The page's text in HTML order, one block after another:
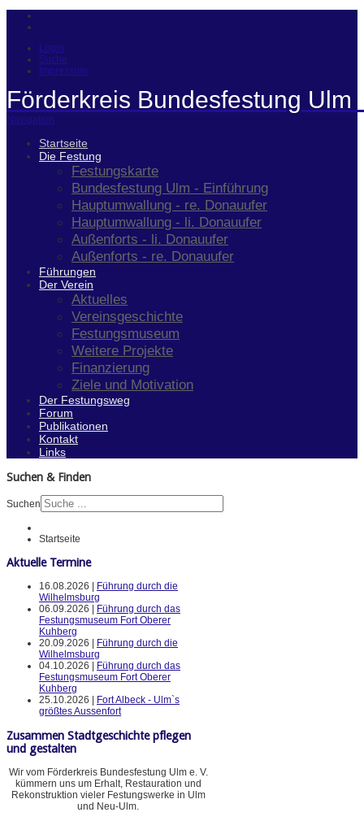
Login
Suche
Impressum
Förderkreis Bundesfestung Ulm
Navigation
Startseite
Die Festung
Festungskarte
Bundesfestung Ulm - Einführung
Hauptumwallung - re. Donauufer
Hauptumwallung - li. Donauufer
Außenforts - li. Donauufer
Außenforts - re. Donauufer
Führungen
Der Verein
Aktuelles
Vereinsgeschichte
Festungsmuseum
Weitere Projekte
Finanzierung
Ziele und Motivation
Der Festungsweg
Forum
Publikationen
Kontakt
Links
Suchen & Finden
Suchen
Startseite
Aktuelle Termine
16.08.2026 |
Führung durch die
Wilhelmsburg
06.09.2026 |
Führung durch das
Festungsmuseum Fort Oberer
Kuhberg
20.09.2026 |
Führung durch die
Wilhelmsburg
04.10.2026 |
Führung durch das
Festungsmuseum Fort Oberer
Kuhberg
25.10.2026 |
Fort Albeck - Ulm`s
größtes Aussenfort
Zusammen Stadtgeschichte pflegen
und gestalten
Wir vom Förderkreis Bundesfestung Ulm e. V.
kümmern uns um Erhalt, Restauration und
Rekonstruktion vieler Festungswerke in Ulm
und Neu-Ulm.